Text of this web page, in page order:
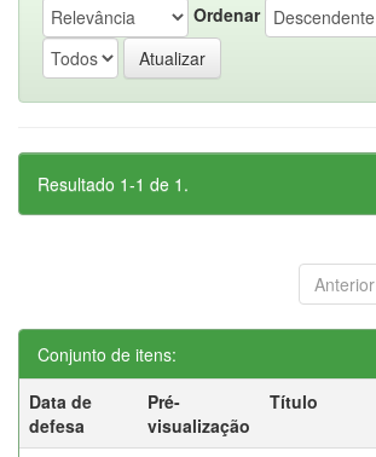
Ordenar
Resultado 1-1 de 1.
Anterior
Conjunto de itens:
Data de
defesa
Pré-
visualização
Título